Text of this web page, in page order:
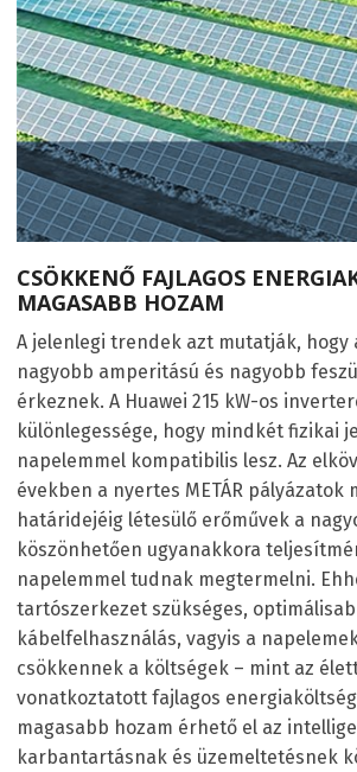
CSÖKKENŐ FAJLAGOS
MAGASABB HOZAM
A jelenlegi trendek azt mutatják, hogy
nagyobb amperitású és nagyobb
érkeznek. A Huawei 215 kW-os
különlegessége, hogy mindkét fizikai
napelemmel kompatibilis lesz. Az
években a nyertes METÁR pályázatok
határidejéig létesülő erőművek a
köszönhetően ugyanakkora
napelemmel tudnak megtermelni.
tartószerkezet szükséges,
kábelfelhasználás, vagyis a
csökkennek a költségek – mint az
vonatkoztatott fajlagos energiaköltség
magasabb hozam érhető el az
karbantartásnak és üzemeltetésnek